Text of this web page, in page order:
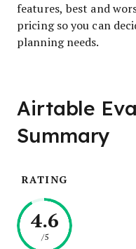
features, best and
pricing so you can
planning needs.
Airtable
Summary
RATING
4.6
/5